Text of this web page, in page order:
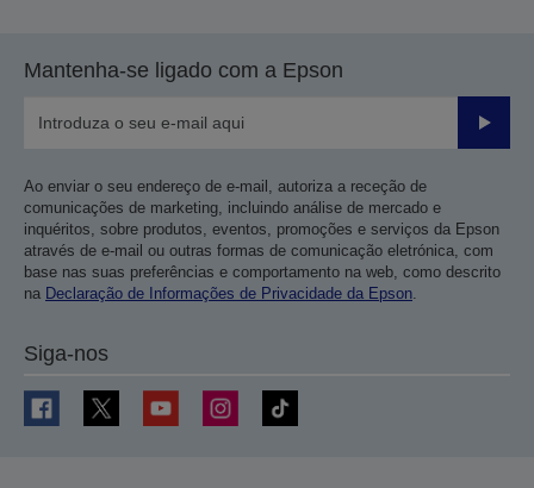
Mantenha-se ligado com a Epson
Enviar
Ao enviar o seu endereço de e-mail, autoriza a receção de
comunicações de marketing, incluindo análise de mercado e
inquéritos, sobre produtos, eventos, promoções e serviços da Epson
através de e-mail ou outras formas de comunicação eletrónica, com
base nas suas preferências e comportamento na web, como descrito
na Declaração de Informações de Privacidade da Epson.
Siga-nos